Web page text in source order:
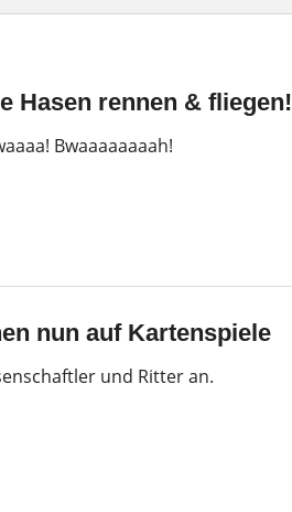
Hasen rennen & fliegen!
Bwaaaaaaaah!
nun auf Kartenspiele
und Ritter an.